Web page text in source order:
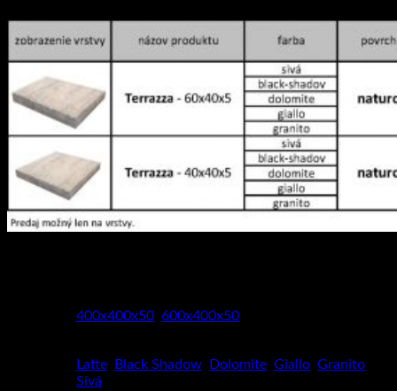
400x400x50 600x400x50
Latte Black Shadow Dolomite Giallo Granito
Sivá